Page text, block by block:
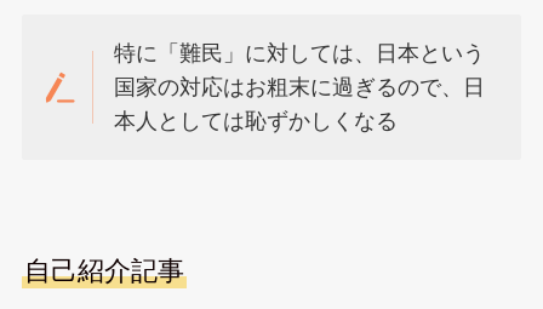
特に「難民」に対しては、日本という
国家の対応はお粗末に過ぎるので、日
本人としては恥ずかしくなる
自己紹介記事